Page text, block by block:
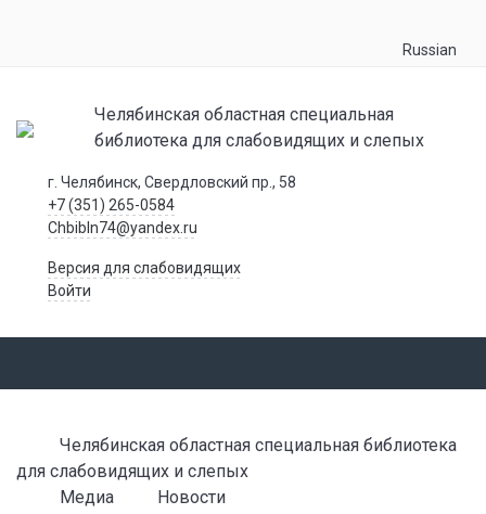
Russian
Челябинская областная специальная
библиотека для слабовидящих и слепых
г. Челябинск, Свердловский пр., 58
+7 (351) 265-0584
Chbibln74@yandex.ru
Версия для слабовидящих
Войти
Челябинская областная специальная библиотека
для слабовидящих и слепых
Медиа
Новости